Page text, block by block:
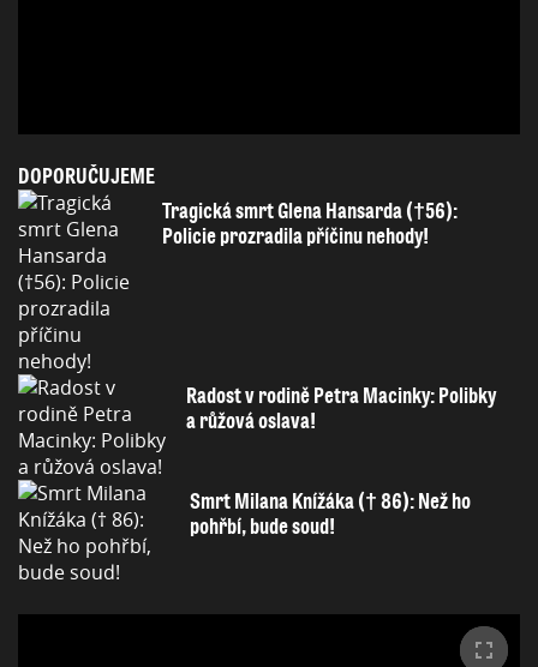
DOPORUČUJEME
Tragická smrt Glena Hansarda (†56):
Policie prozradila příčinu nehody!
Radost v rodině Petra Macinky: Polibky
a růžová oslava!
Smrt Milana Knížáka († 86): Než ho
pohřbí, bude soud!